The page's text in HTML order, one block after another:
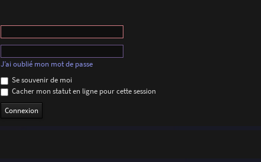
J’ai oublié mon mot de passe
Se souvenir de moi
Cacher mon statut en ligne pour cette session